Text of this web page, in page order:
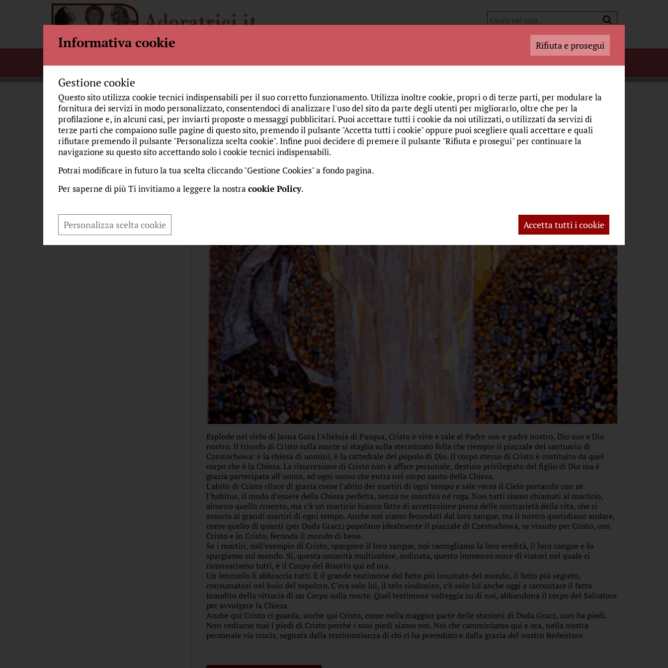
BELLEZZA EDUCARE LO SGUARDO NOI: CORPO RISORTO DEL SALVATORE
Noi: Corpo risorto del Salvatore
martedì 7 aprile 2015
Autore: Riva, Sr. Maria Gloria Curatore: Mangiarotti, Don Gabriele
Un Cristo che risorge, portando verso l'alto il suo Corpo che è la Chiesa. Abbiamo bisogno, sì, di questa
spinta. Abbiamo bisogno dell'abbraccio di un lenzuolo, lo stesso che fra poco verrà esposto a Torino.
Esplode nel cielo di Jasna Gora l'Alleluja di Pasqua, Cristo è vivo e sale al Padre suo e padre nostro, Dio suo e Dio
nostro. Il trionfo di Cristo sulla morte si staglia sulla sterminato folla che riempie il piazzale del santuario di
Czestochowa: è la chiesa di uomini, è la cattedrale del popolo di Dio. Il corpo stesso di Cristo è costituito da quel
corpo che è la Chiesa. La risurrezione di Cristo non è affare personale, destino privilegiato del figlio di Dio ma è
grazia partecipata all'uomo, ad ogni uomo che entra nel corpo santo della Chiesa.
L'abito di Cristo riluce di grazia come l'abito dei martiri di ogni tempo e sale verso il Cielo portando con sé
l’habitus, il modo d’essere della Chiesa perfetta, senza ne macchia né ruga. Non tutti siamo chiamati al martirio,
almeno quello cruento, ma c’è un martirio bianco fatto di accettazione piena delle contrarietà della vita, che ci
associa ai grandi martiri di ogni tempo. Anche noi siamo fecondati dal loro sangue, ma il nostro quotidiano andare,
come quello di quanti (per Duda Gracz) popolano idealmente il piazzale di Czestochowa, se vissuto per Cristo, con
Cristo e in Cristo, feconda il mondo di bene.
Se i martiri, sull’esempio di Cristo, spargono il loro sangue, noi raccogliamo la loro eredità, il loro sangue e lo
spargiamo sul mondo. Sì, questa umanità multicolore, ordinata, questo immenso mare di viatori nel quale ci
riconosciamo tutti, è il Corpo del Risorto qui ed ora.
Un lenzuolo li abbraccia tutti. È il grande testimone del fatto più inusitato del mondo, il fatto più segreto,
consumatosi nel buio del sepolcro. C’era solo lui, il telo sindonico, c’è solo lui anche oggi a raccontare il fatto
inaudito della vittoria di un Corpo sulla morte. Quel testimone volteggia su di noi, abbandona il corpo del Salvatore
per avvolgere la Chiesa.
Anche qui Cristo ci guarda, anche qui Cristo, come nella maggior parte delle stazioni di Duda Gracz, non ha piedi.
Non vediamo mai i piedi di Cristo perché i suoi piedi siamo noi. Noi che camminiamo qui e ora, nella nostra
personale via crucis, segnata dalla testimonianza di chi ci ha preceduto e dalla grazia del nostro Redentore.
EDUCARE LO SGUARDO
IL VOLTO DEL BELLISSIMO
L'ANGOLO DELLA MUSICA
L'ANGOLO DELLA POESIA
Informativa cookie Rifiuta e prosegui
Gestione cookie
Questo sito utilizza cookie tecnici indispensabili per il suo corretto funzionamento. Utilizza inoltre cookie, propri o di terze parti, per modulare la
fornitura dei servizi in modo personalizzato, consentendoci di analizzare l'uso del sito da parte degli utenti per migliorarlo, oltre che per la
profilazione e, in alcuni casi, per inviarti proposte o messaggi pubblicitari. Puoi accettare tutti i cookie da noi utilizzati, o utilizzati da servizi di
terze parti che compaiono sulle pagine di questo sito, premendo il pulsante "Accetta tutti i cookie" oppure puoi scegliere quali accettare e quali
rifiutare premendo il pulsante "Personalizza scelta cookie". Infine puoi decidere di premere il pulsante "Rifiuta e prosegui" per continuare la
navigazione su questo sito accettando solo i cookie tecnici indispensabili.
Potrai modificare in futuro la tua scelta cliccando "Gestione Cookies" a fondo pagina.
Per saperne di più Ti invitiamo a leggere la nostra cookie Policy.
Personalizza scelta cookie Accetta tutti i cookie